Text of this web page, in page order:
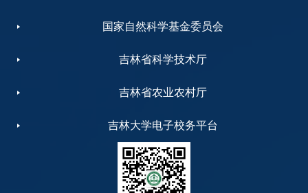
国家自然科学基金委员会
吉林省科学技术厅
吉林省农业农村厅
吉林大学电子校务平台